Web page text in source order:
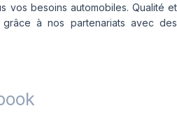
vos besoins automobiles. Qualité et
à nos partenariats avec des